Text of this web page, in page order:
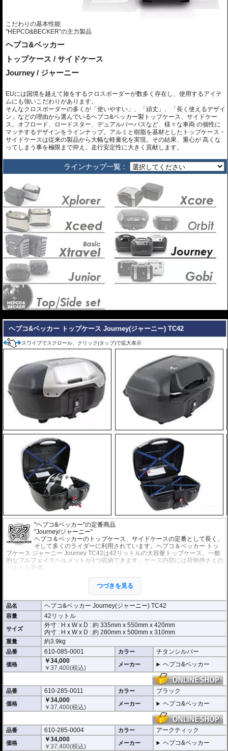
こだわりの基本性能
"HEPCO&BECKER"の主力製品
ヘプコ&ベッカー
トップケース / サイドケース
Journey / ジャーニー
EUには国境を越えて旅をするクロスボーダーが数多く存在し、使用するアイテ
ムにも強いこだわりがあります。
そんなクロスボーダーの多くが「使いやすい」、「頑丈」、「長く使えるデザイ
ン」などの理由から選んでいるヘプコ&ベッカー製トップケース、サイドケー
ス。オフロード、ロードスター、デュアルパーパスなど、様々な車両 の個性に
マッチするデザインをラインナップ。アルミと樹脂を基材としたトップケース・
サイドケースは従来の製品から大幅な軽量化を実現。その結果、重心が 高くな
ってしまう事を極限まで抑え、走行安定性に大きく貢献します。
ラインナップ一覧 :
ヘプコ&ベッカー トップケース Journey(ジャーニー) TC42
スワイプでスクロール、クリック(タップ)で拡大表示
"ヘプコ&ベッカー"の定番商品
"Journey/ジャーニー"
ヘプコ＆ベッカーのトップケース、サイドケースの定番として長く、
そして多くのライダーに利用されています。ヘプコ＆ベッカー トッ
プケース ジャーニー Journey TC42は42リットルの大容量トップケース。一般
的なフルフェイスヘルメットが1つ収納できます。ケース内部には荷物押さえの
ベルトを装備。
ば、もっとも適したモデルです。耐衝撃樹脂製。
オプションに 蓋の上に取り付けるキャリア、背もたれとして利用するバックレ
スト、荷物を一纏めにできるインナーバッグがあります。
※ヘプコ＆ベッカー車種別専用トップケースホルダー、又は汎用トップケース
ホルダーをベースとして車体に設置し、そのホルダーに取り付けます。ホルダ
ーは別途ご用意ください。
■ヘプコ&ベッカー製ケースの取り付け方
▼ケースの搭載には車種別専用ホルダーが必要です。
つづきを見る
品名 ヘプコ&ベッカー Journey(ジャーニー) TC42
容量 42リットル
サイズ 外寸 : H x W x D : 約335mm x550mm x420mm
内寸 : H x W x D : 約 280mm x 500mm x 310mm
重量 約3.9kg
品番 610-085-0001 カラー チタンシルバー
価格
￥34,000
￥37,400(税込) メーカー ヘプコ&ベッカー
品番 610-285-0011 カラー ブラック
価格
￥34,000
￥37,400(税込) メーカー ヘプコ&ベッカー
品番 610-285-0004 カラー アークティック
価格
￥34,000
￥37,400(税込) メーカー ヘプコ&ベッカー